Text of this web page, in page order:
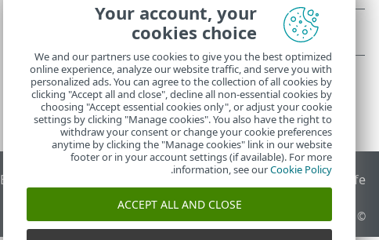
End of Life מאגר הידע של ESET ESET Status Portal
© 1992 - 2026 ESET, spol. s r.o.‎ - כל הזכויות שמורות.
Your account, your
cookies choice
We and our partners use cookies to give you the best optimized
online experience, analyze our website traffic, and serve you with
personalized ads. You can agree to the collection of all cookies by
clicking "Accept all and close", decline all non-essential cookies by
choosing "Accept essential cookies only", or adjust your cookie
settings by clicking "Manage cookies". You also have the right to
withdraw your consent or change your cookie preferences
anytime by clicking the "Manage cookies" link in our website
footer or in your account settings (if available). For more
information, see ourCookie Policy
.
ACCEPT ALL AND CLOSE